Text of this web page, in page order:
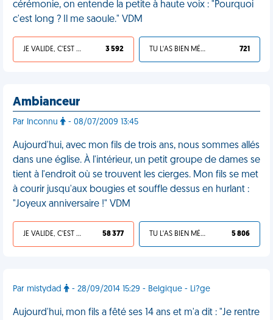
cérémonie, on entende la petite à haute voix : "Pourquoi
c'est long ? Il me saoule." VDM
JE VALIDE, C'EST UNE VDM 3 592 TU L'AS BIEN MÉRITÉ 721
Ambianceur
Par Inconnu - 08/07/2009 13:45
Aujourd'hui, avec mon fils de trois ans, nous sommes allés
dans une église. À l'intérieur, un petit groupe de dames se
tient à l'endroit où se trouvent les cierges. Mon fils se met
à courir jusqu'aux bougies et souffle dessus en hurlant :
"Joyeux anniversaire !" VDM
JE VALIDE, C'EST UNE VDM 58 377 TU L'AS BIEN MÉRITÉ 5 806
Par mistydad - 28/09/2014 15:29 - Belgique - Li?ge
Aujourd'hui, mon fils a fêté ses 14 ans et m'a dit : "Je rentre